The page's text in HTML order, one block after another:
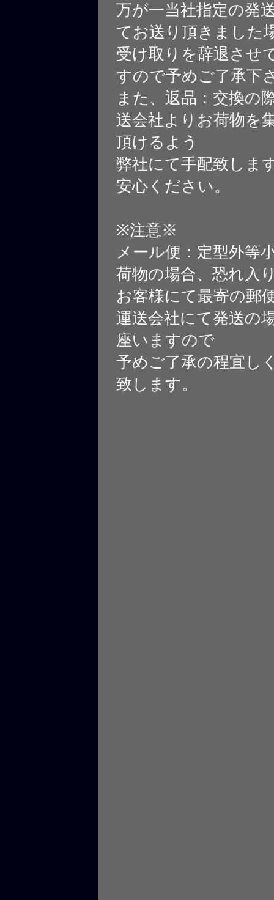
万が一当社指定の発
てお送り頂きました
受け取りを辞退させ
すので予めご了承下
また、返品：交換の
送会社よりお荷物を
頂けるよう
弊社にて手配致しま
安心ください。
※注意※
メール便：定型外等
荷物の場合、恐れ入
お客様にて最寄の郵
運送会社にて発送の
座いますので
予めご了承の程宜し
致します。